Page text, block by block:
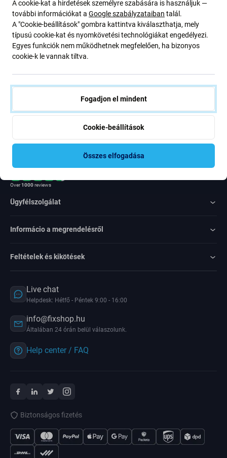
Iratkozzon fel, hogy rendszeresen tájékoztatást kapjon az
ajánlatunkról szóló kedvezményekről és hírekről. Ugyanakkor
ennek az űrlapnak a benyújtásával megerősítem, hogy több mint
16 éves vagyok
Egyetértek azzal, hogy híreket kapjak
Rated Excellent
Over1000reviews
Ügyfélszolgálat
Informácio a megrendelésről
Feltételek és kikötések
Live chat
Helpdesk: Hétfő - Péntek 9:00 - 16:00
info@fixshop.hu
Általában 24 órán belül válaszolunk.
Help center / FAQ
Biztonságos fizetés
A cookie-kat a hirdetések személyre szabására is használjuk —
további információkat a Google szabályzataiban talál.
A "Cookie-beállítások" gombra kattintva kiválaszthatja, mely
típusú cookie-kat és nyomkövetési technológiákat engedélyezi.
Egyes funkciók nem működhetnek megfelelően, ha bizonyos
cookie-k le vannak tiltva.
Fogadjon el mindent
Cookie-beállítások
Összes elfogadása